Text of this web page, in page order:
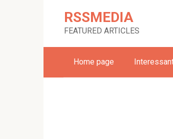
RSSMEDIA
FEATURED ARTICLES
Home page